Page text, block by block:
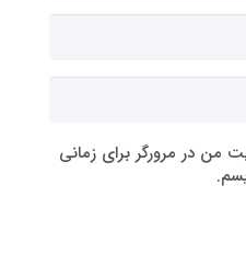
من در مرورگر برای زمانی